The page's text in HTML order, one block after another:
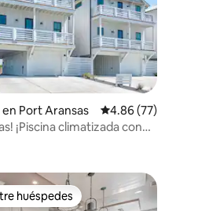
de 5, 43 reseñas
Port Aransas Calificación
4.86 (77)
¡Piscina climatizada con
huéspedes
huéspedes